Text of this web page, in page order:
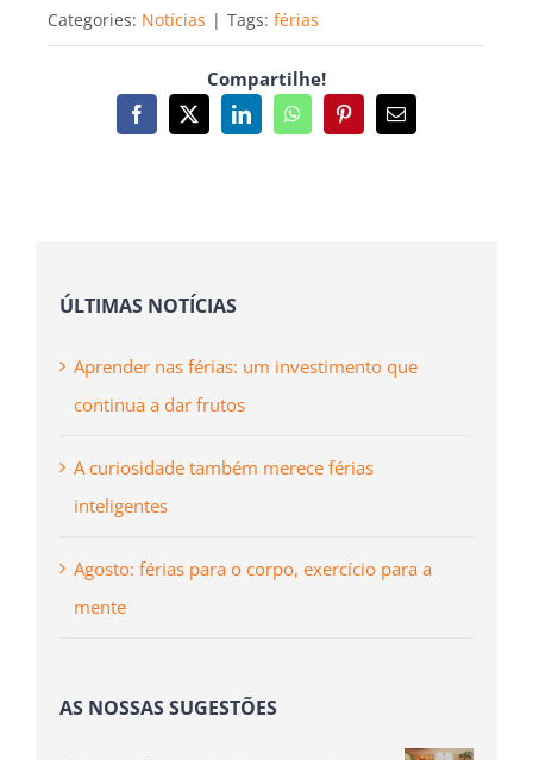
Categories: Notícias | Tags: férias
Compartilhe!
Facebook
X LinkedInWhatsAppPinterestEmail
(necessário
ÚLTIMAS NOTÍCIAS
Aprender nas férias: um investimento que
continua a dar frutos
A curiosidade também merece férias
inteligentes
Agosto: férias para o corpo, exercício para a
mente
AS NOSSAS SUGESTÕES